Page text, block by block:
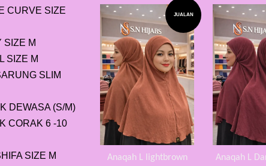
CURVE SIZE
SIZE M
SIZE M
SLIM
DEWASA (S/M)
CORAK 6 -10
SIZE M
JUALAN
Anaqah L lightbrown Anaqah L